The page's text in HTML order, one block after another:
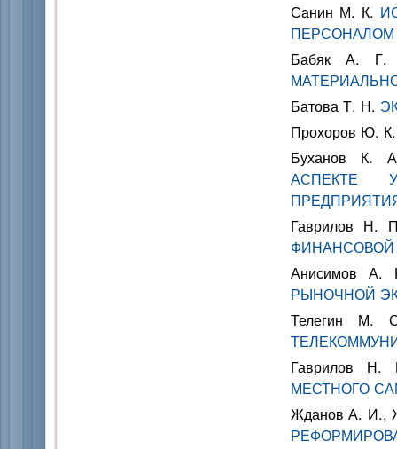
Санин М. К.
ПЕРСОНАЛОМ
Бабяк А.
Батова Т. Н.
Прохоров Ю.
Буханов К.
АСПЕКТЕ
Гаврилов
Анисимов
РЫНОЧНОЙ
Телегин
Гаврилов
МЕСТНОГО
Жданов А. И.,